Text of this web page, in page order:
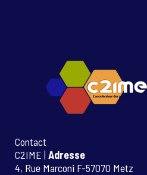
Contact
C2IME | Adresse
4, Rue Marconi F-57070 Metz